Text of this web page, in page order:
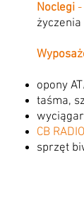
Noclegi -
opony
taśma,
CB
sprzęt